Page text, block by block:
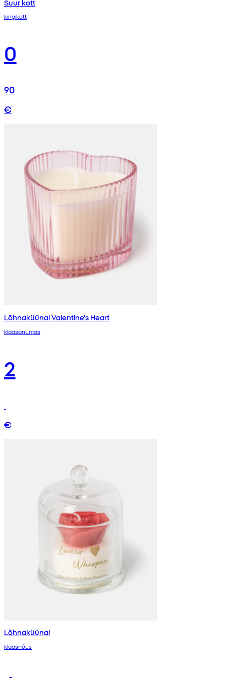
Suur kott
kingikott
0
90
€
Lõhnaküünal Valentine's Heart
klaasanumas
2
€
Lõhnaküünal
klaasnõus